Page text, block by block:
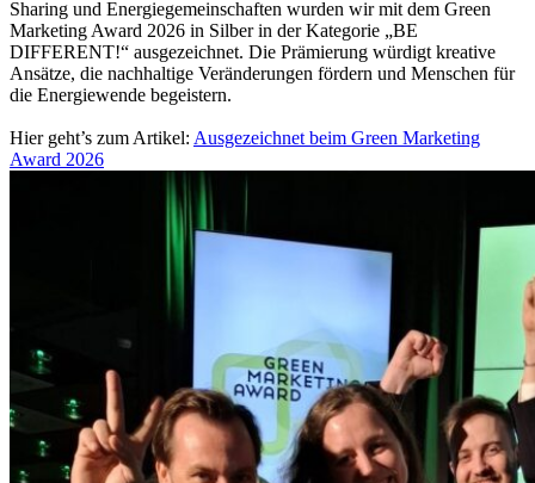
Sharing und Energiegemeinschaften wurden wir mit dem Green
Marketing Award 2026 in Silber in der Kategorie „BE
DIFFERENT!“ ausgezeichnet. Die Prämierung würdigt kreative
Ansätze, die nachhaltige Veränderungen fördern und Menschen für
die Energiewende begeistern.
Hier geht’s zum Artikel: Ausgezeichnet beim Green Marketing
Award 2026